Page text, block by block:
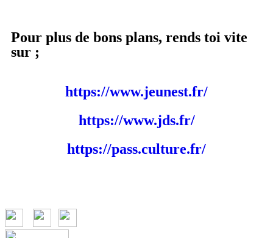
Pour plus de bons plans, rends toi vite
sur ;
https://www.jeunest.fr/
https://www.jds.fr/
https://pass.culture.fr/